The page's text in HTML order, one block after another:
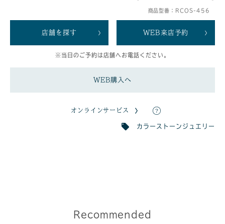
商品型番：RCOS-456
店舗を探す WEB来店予約
※当日のご予約は店舗へお電話ください。
WEB購入へ
オンラインサービス
カラーストーンジュエリー
Recommended